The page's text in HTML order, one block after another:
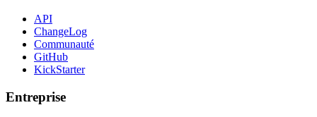
API
ChangeLog
Communauté
GitHub
KickStarter
Entreprise